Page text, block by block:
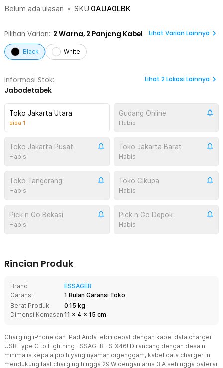
Belum ada ulasan • SKU 0AUA0LBK
Pilihan Varian: 2 Warna, 2 Panjang Kabel Lihat Varian Lainnya
Black White
Informasi Stok:
Jabodetabek
Lihat 2Lokasi Lainnya
Toko Jakarta Utara
sisa 1
Gudang Online
Habis
Toko Jakarta Pusat
Habis
Toko Jakarta Barat
Habis
Toko Tangerang
Habis
Toko Cikupa
Habis
Pick n Go Bekasi
Habis
Pick n Go Depok
Habis
Rincian Produk
Brand
ESSAGER
Garansi
1 Bulan Garansi Toko
Berat Produk
0.15 kg
Dimensi Kemasan 11 x 4 x 15 cm
Charging iPhone dan iPad Anda lebih cepat dengan kabel data charger
USB Type C to Lightning ESSAGER ES-X46! Dirancang dengan desain
minimalis kepala pipih yang nyaman digenggam, kabel data charger ini
mendukung fast charging hingga 29 W dengan arus 3 A sehingga baterai